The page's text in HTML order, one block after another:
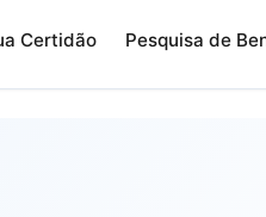
Certidão Pesquisa de